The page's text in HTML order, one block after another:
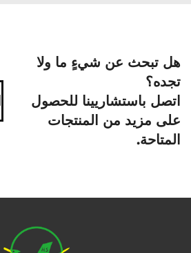
هل تبحث عن شيءٍ ما ولا
تجده؟
اتصل باستشاريينا للحصول
على مزيد من المنتجات
المتاحة.